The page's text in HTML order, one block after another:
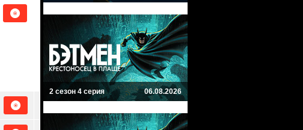
2 сезон 4 серия 06.08.2026